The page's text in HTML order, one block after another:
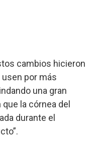
cambios hicieron
por más
una gran
que la córnea del
durante el